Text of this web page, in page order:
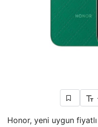
Honor, yeni uygun